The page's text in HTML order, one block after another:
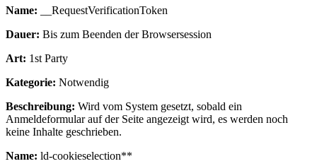
Name: __RequestVerificationToken
Dauer: Bis zum Beenden der Browsersession
Art: 1st Party
Kategorie: Notwendig
Beschreibung: Wird vom System gesetzt, sobald ein
Anmeldeformular auf der Seite angezeigt wird, es werden noch
keine Inhalte geschrieben.
Name: ld-cookieselection**